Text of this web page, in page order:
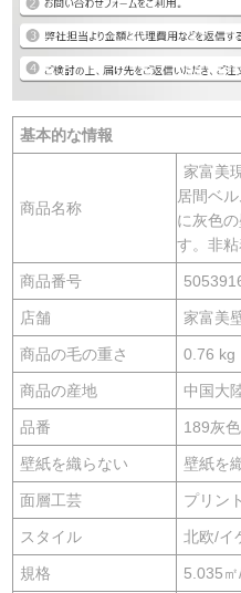
基本的な情報
商品名称
家富美
居間ベ
に灰色
す。非
商品番号
店舗 家富美
商品の毛の重さ 0.76 kg
商品の産地 中国大
品番 189灰
壁紙を織らない 壁紙を
面層工芸 プリント
スタイル 北欧/イ
規格 5.035㎡